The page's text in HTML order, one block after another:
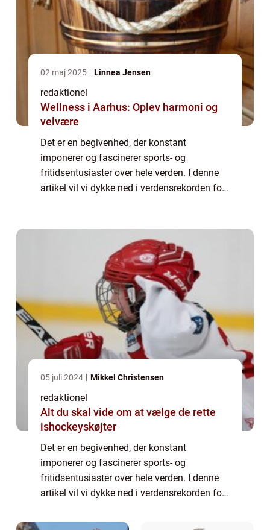
02 maj 2025 Linnea Jensen
redaktionel
Wellness i Aarhus: Oplev harmoni og
velvære
Det er en begivenhed, der konstant
imponerer og fascinerer sports- og
fritidsentusiaster over hele verden. I denne
artikel vil vi dykke ned i verdensrekorden for
05 juli 2024 Mikkel Christensen
redaktionel
Alt du skal vide om at vælge de rette
ishockeyskøjter
Det er en begivenhed, der konstant
imponerer og fascinerer sports- og
fritidsentusiaster over hele verden. I denne
artikel vil vi dykke ned i verdensrekorden for
præstation er udviklet over tid. Hvad er